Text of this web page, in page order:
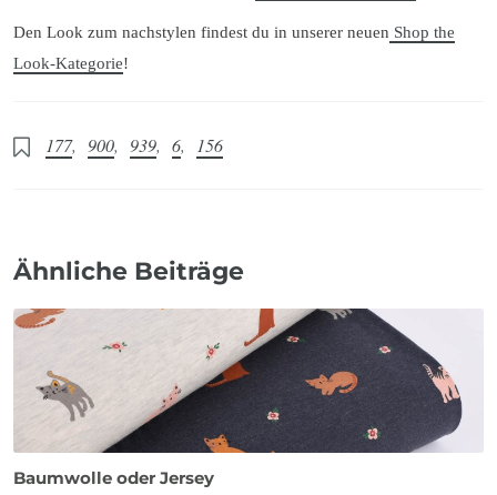
Den Look zum nachstylen findest du in unserer neuen Shop the
Look-Kategorie!
177, 900, 939, 6, 156
Ähnliche Beiträge
Baumwolle oder Jersey